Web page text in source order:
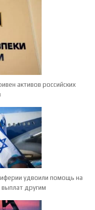
активов российских
удвоили помощь на
другим